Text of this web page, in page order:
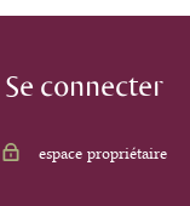
Se connecter
espace propriétaire